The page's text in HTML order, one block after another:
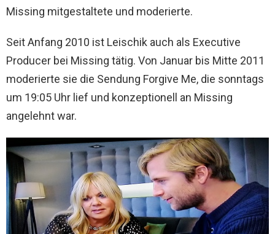
Missing mitgestaltete und moderierte.
Seit Anfang 2010 ist Leischik auch als Executive
Producer bei Missing tätig. Von Januar bis Mitte 2011
moderierte sie die Sendung Forgive Me, die sonntags
um 19:05 Uhr lief und konzeptionell an Missing
angelehnt war.